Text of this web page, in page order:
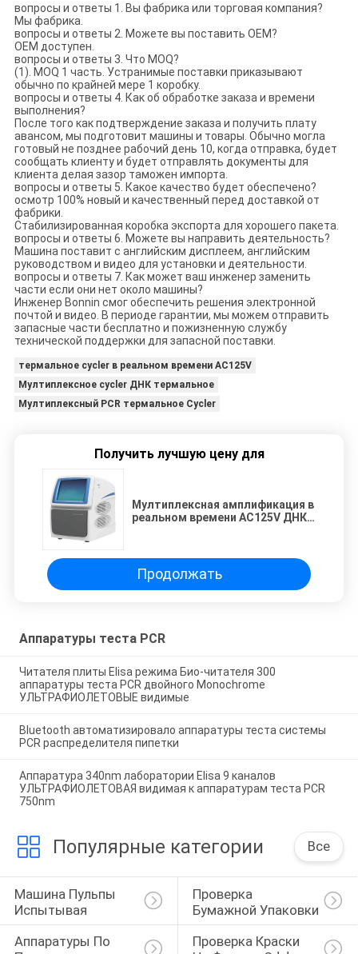
вопросы и ответы 1. Вы фабрика или торговая компания?
Мы фабрика.
вопросы и ответы 2. Можете вы поставить OEM?
OEM доступен.
вопросы и ответы 3. Что MOQ?
(1). MOQ 1 часть. Устранимые поставки приказывают
обычно по крайней мере 1 коробку.
вопросы и ответы 4. Как об обработке заказа и времени
выполнения?
После того как подтверждение заказа и получить плату
авансом, мы подготовит машины и товары. Обычно могла
готовый не позднее рабочий день 10, когда отправка, будет
сообщать клиенту и будет отправлять документы для
клиента делая зазор таможен импорта.
вопросы и ответы 5. Какое качество будет обеспечено?
осмотр 100% новый и качественный перед доставкой от
фабрики.
Стабилизированная коробка экспорта для хорошего пакета.
вопросы и ответы 6. Можете вы направить деятельность?
Машина поставит с английским дисплеем, английским
руководством и видео для установки и деятельности.
вопросы и ответы 7. Как может ваш инженер заменить
части если они нет около машины?
Инженер Bonnin смог обеспечить решения электронной
почтой и видео. В периоде гарантии, мы можем отправить
запасные части бесплатно и пожизненную службу
технической поддержки для запасной поставки.
термальное cycler в реальном времени AC125V
Мултиплексное cycler ДНК термальное
Мултиплексный PCR термальное Cycler
Получить лучшую цену для
Мултиплексная амплификация в
реальном времени AC125V ДНК
Продолжать
Аппаратуры теста PCR
Читателя плиты Elisa режима Био-читателя 300
аппаратуры теста PCR двойного Monochrome
УЛЬТРАФИОЛЕТОВЫЕ видимые
Bluetooth автоматизировало аппаратуры теста системы
PCR распределителя пипетки
Аппаратура 340nm лаборатории Elisa 9 каналов
УЛЬТРАФИОЛЕТОВАЯ видимая к аппаратурам теста PCR
750nm
Популярные категории Все
Машина Пульпы
Испытывая
Проверка
Бумажной Упаковки
Аппаратуры По
Проверка Краски